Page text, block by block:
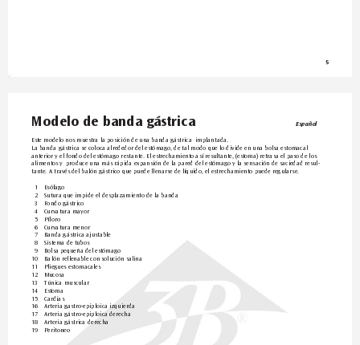
5
Español
Modelo de banda gástrica
Este modelo nos muestra la posición de una banda gástrica  implantada.
La banda gástrica se coloca alrededor del estómago , de tal modo que lo divide en una bolsa estomacal
anterior y el fondo del estómago restante. El estrechamiento así resultante, (estoma) retrasa el paso de los
alimentos y  produce una más rápida expansión de la pared del estómago y la sensación de saciedad resul-
tante. A través del balón gástrico que puede llenarse de líquido, el estrechamiento puede regularse.
1
Esófago
2
Sutura que impide el desplazamiento de la banda
3 Fondo gástrico
4 Curvatura mayor
5 Píloro
6
Curvatura menor
7
Banda gástrica ajustable
8 Sistema de tubos
9
Bolsa pequeña del estómago
10
Balón rellena ble con solución salina
11
Pliegues estomacales
12
Mucosa
13
Túnica muscular
14
Estoma
15
Cardias
16
Arteria gastro-epiploica izquierda
17
Arteria gástro-epiploica derecha
18
Arteria gástrica derecha
19 Peritoneo